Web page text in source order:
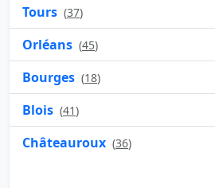
Tours (37)
Orléans (45)
Bourges (18)
Blois (41)
Châteauroux (36)